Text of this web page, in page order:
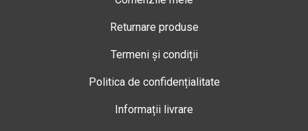
Returnare produse
Termeni și condiții
Politica de confidențialitate
Informații livrare